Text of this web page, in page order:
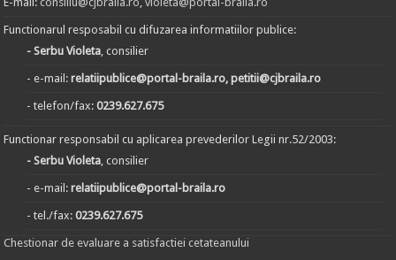
Functionarul resposabil cu difuzarea informatiilor publice:
- Serbu Violeta, consilier
- e-mail:relatiipublice@portal-braila.ro, petitii@cjbraila.ro
- telefon/fax:0239.627.675
Functionar responsabil cu aplicarea prevederilor Legii nr.52/2003:
- Serbu Violeta, consilier
- e-mail:relatiipublice@portal-braila.ro
- tel./fax:0239.627.675
Chestionar de evaluare a satisfactiei cetateanului